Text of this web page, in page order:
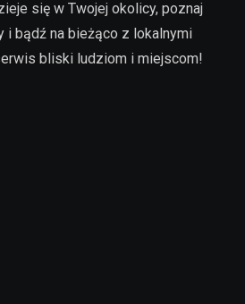
się w Twojej okolicy, poznaj
i bądź na bieżąco z lokalnymi
bliski ludziom i miejscom!